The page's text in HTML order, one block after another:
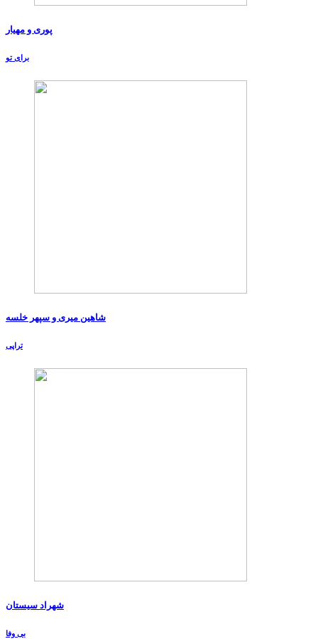
پوری و مهیار
برای تو
شاهین میری و سپهر خلسه
تراپی
شهراد سیستان
بی وفا